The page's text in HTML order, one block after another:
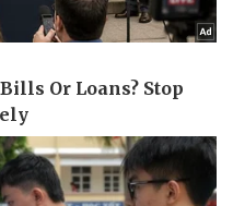
Quân sự - Quốc phòng
Vũ khí
Việt Nam